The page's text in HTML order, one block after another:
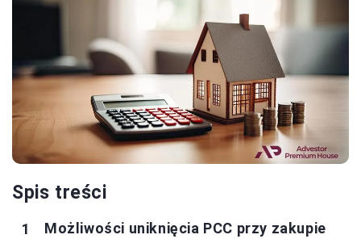
Spis treści
Możliwości uniknięcia PCC przy zakupie